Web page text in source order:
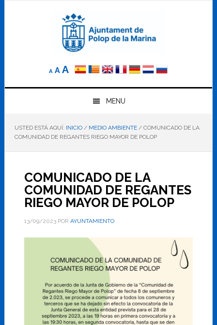
A
Reducir
elA Tamaño
AAumentar
el
tamaño
letra
MENU
USTED ESTÁ AQUÍ: INICIO / MEDIO AMBIENTE /COMUNICADO DE LA
COMUNIDAD DE REGANTES RIEGO MAYOR DE POLOP
COMUNICADO DE LA
COMUNIDAD DE REGANTES
RIEGO MAYOR DE POLOP
13/09/2023POR AYUNTAMIENTO